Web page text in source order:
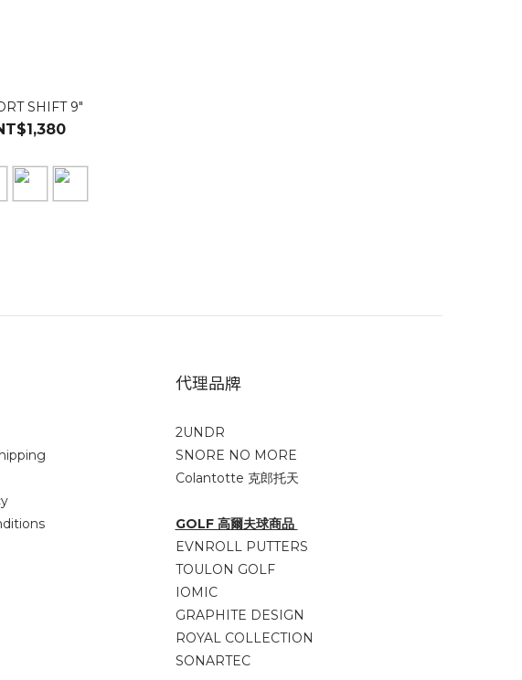
SHIFT 9"
代理品牌
2UNDR
SNORE NO MORE
Colantotte 克郎托天
GOLF 高爾夫球商品
EVNROLL PUTTERS
TOULON GOLF
IOMIC
GRAPHITE DESIGN
ROYAL COLLECTION
SONARTEC